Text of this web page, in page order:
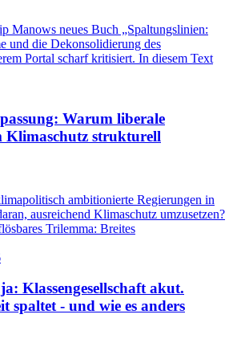
Manows neues Buch „Spaltungslinien:
und die Dekonsolidierung des
Portal scharf kritisiert. In diesem Text
Warum liberale
Klimaschutz strukturell
ambitionierte Regierungen in
ausreichend Klimaschutz umzusetzen?
Trilemma: Breites
Klassengesellschaft akut.
spaltet - und wie es anders